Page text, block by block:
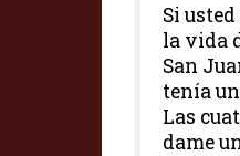
Si
la vida
San
tenía
Las
dame